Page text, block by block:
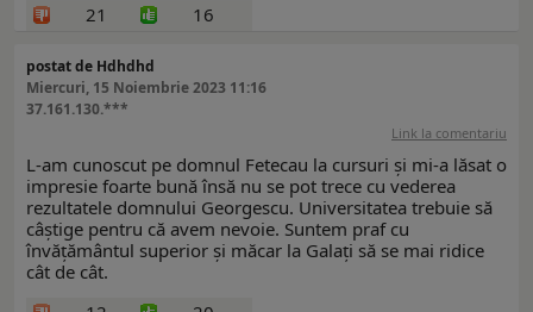
21
16
postat de Hdhdhd
Miercuri, 15 Noiembrie 2023 11:16
37.161.130.***
Link la comentariu
L-am cunoscut pe domnul Fetecau la cursuri și mi-a lăsat o
impresie foarte bună însă nu se pot trece cu vederea
rezultatele domnului Georgescu. Universitatea trebuie să
câștige pentru că avem nevoie. Suntem praf cu
învățământul superior și măcar la Galați să se mai ridice
cât de cât.